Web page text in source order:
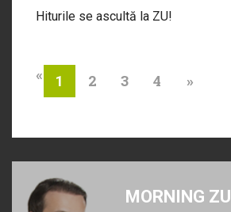
Hiturile se ascultă la ZU!
« 1 2 3 4 »
MORNING ZU